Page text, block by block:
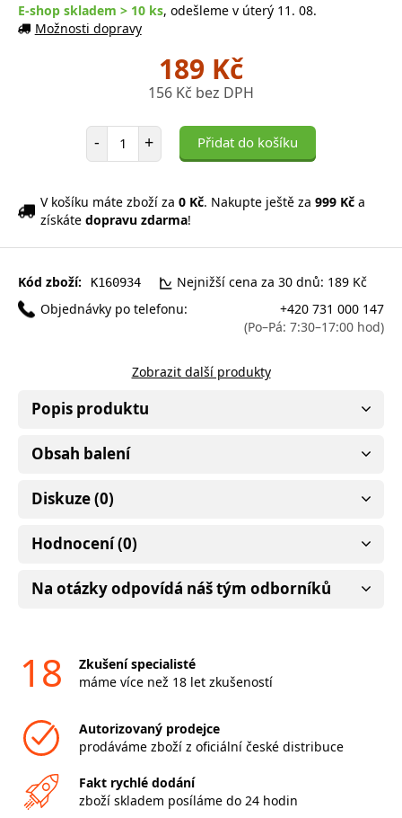
E-shop skladem > 10 ks, odešleme v úterý 11. 08.
Možnosti dopravy
189 Kč
156 Kč bez DPH
- Počet položek
+ Přidat do košíku
V košíku máte zboží za 0 Kč. Nakupte ještě za 999 Kč a
získáte dopravu zdarma!
Kód zboží: K160934
Nejnižší cena za 30 dnů: 189 Kč
Objednávky po telefonu:
+420 731 000 147
(Po–Pá: 7:30–17:00 hod)
Zobrazit další produkty
Popis produktu
Obsah balení
Diskuze (0)
Hodnocení (0)
Na otázky odpovídá náš tým odborníků
18
Zkušení specialisté
máme více než 18 let zkušeností
Autorizovaný prodejce
prodáváme zboží z oficiální české distribuce
Fakt rychlé dodání
zboží skladem posíláme do 24 hodin